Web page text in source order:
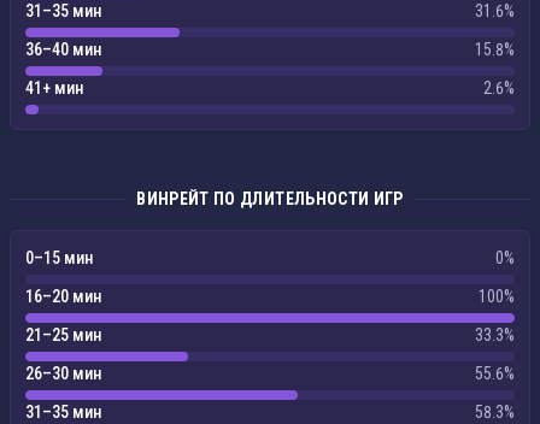
31–35 мин
31.6%
36–40 мин
15.8%
41+ мин
2.6%
ВИНРЕЙТ ПО ДЛИТЕЛЬНОСТИ ИГР
0–15 мин
0%
16–20 мин
100%
21–25 мин
33.3%
26–30 мин
55.6%
31–35 мин
58.3%